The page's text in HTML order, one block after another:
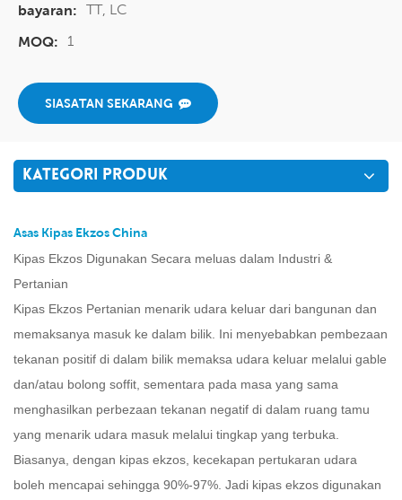
bayaran: TT, LC
MOQ:
1
SIASATAN SEKARANG
KATEGORI PRODUK
Asas Kipas Ekzos China
Kipas Ekzos Digunakan Secara meluas dalam Industri &
Pertanian
Kipas Ekzos Pertanian menarik udara keluar dari bangunan dan
memaksanya masuk ke dalam bilik. Ini menyebabkan pembezaan
tekanan positif di dalam bilik memaksa udara keluar melalui gable
dan/atau bolong soffit, sementara pada masa yang sama
menghasilkan perbezaan tekanan negatif di dalam ruang tamu
yang menarik udara masuk melalui tingkap yang terbuka.
Biasanya, dengan kipas ekzos, kecekapan pertukaran udara
boleh mencapai sehingga 90%-97%. Jadi kipas ekzos digunakan